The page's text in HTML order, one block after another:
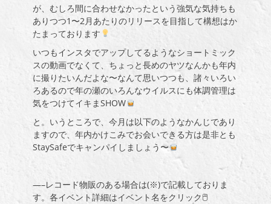
が、むしろ間に合わせなかったという強気な気持ちも
ありつつ1〜2月あたりのリリースを目指して構想はか
たまっております
いつもインスタでアップしてるようなショートミック
スの動画でなくて、ちょっと長めのヤツなんかも年内
に撮りたいんだよな〜なんて思いつつも、諸々いろい
ろあるので年の瀬のいろんなウイルスにも体調管理は
気をつけてイキまSHOW
と。いうところで、今月は以下のようなかんじであり
ますので、年内かけこみでお会いできる方は是非とも
StaySafeでキャンパイしましょう〜
—–レコード物販のある場合は(※)で記載しておりま
す。各イベント詳細はイベント名をクリック🖱